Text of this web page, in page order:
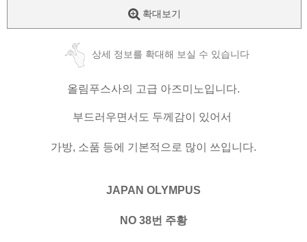
확대보기
상세 정보를 확대해 보실 수 있습니다
올림푸스사의 고급 아즈미노입니다.
부드러우면서도 두께감이 있어서
가방, 소품 등에 기본적으로 많이 쓰입니다.
JAPAN OLYMPUS
NO 38번 주황